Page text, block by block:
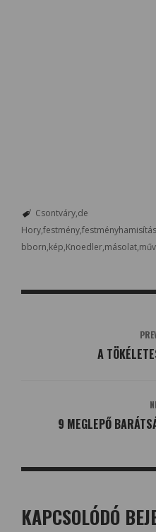
Csontváry de
Horyfestményfestményhamisítás
bborn kép Knoedler másolat
A
9 MEGLEPŐ
KAPCSOLÓDÓ